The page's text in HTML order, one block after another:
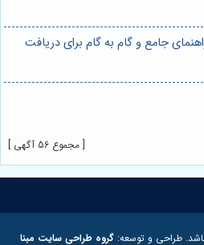
توجیهی 1405: راهنمای جامع و گام به گام برای دریافت
[ مجموع 56 آگهی ]
طراحی و توسعه: گروه طراحی سایت مبنا